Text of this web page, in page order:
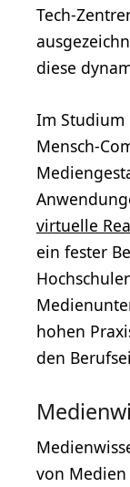
Tech-
diese
Im Studium
Mensch-
virtuelle
ein fester
hohen
den
von Medien